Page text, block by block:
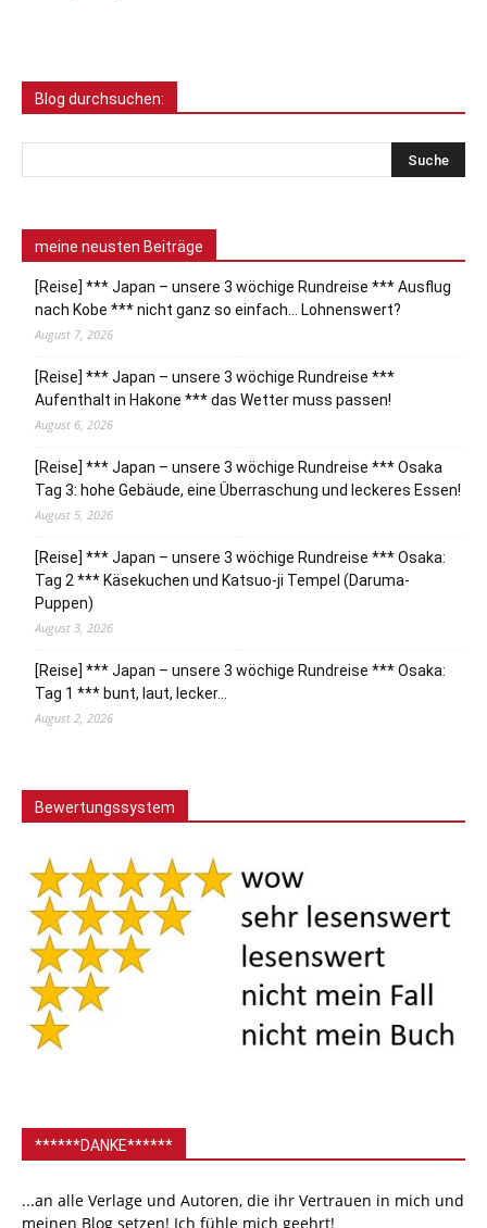
Blog durchsuchen:
meine neusten Beiträge
[Reise] *** Japan – unsere 3 wöchige Rundreise *** Ausflug
nach Kobe *** nicht ganz so einfach… Lohnenswert?
August 7, 2026
[Reise] *** Japan – unsere 3 wöchige Rundreise ***
Aufenthalt in Hakone *** das Wetter muss passen!
August 6, 2026
[Reise] *** Japan – unsere 3 wöchige Rundreise *** Osaka
Tag 3: hohe Gebäude, eine Überraschung und leckeres Essen!
August 5, 2026
[Reise] *** Japan – unsere 3 wöchige Rundreise *** Osaka:
Tag 2 *** Käsekuchen und Katsuo-ji Tempel (Daruma-
Puppen)
August 3, 2026
[Reise] *** Japan – unsere 3 wöchige Rundreise *** Osaka:
Tag 1 *** bunt, laut, lecker…
August 2, 2026
Bewertungssystem
******DANKE******
...an alle Verlage und Autoren, die ihr Vertrauen in mich und
meinen Blog setzen! Ich fühle mich geehrt!